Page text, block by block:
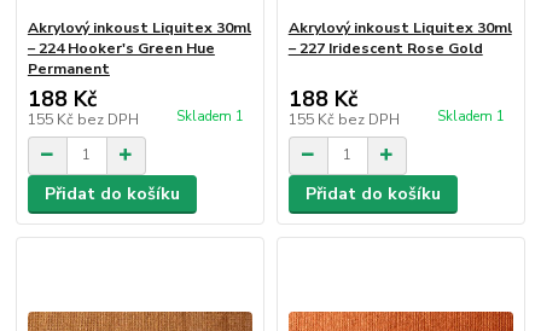
Akrylový inkoust Liquitex 30ml
– 224 Hooker's Green Hue
Permanent
188 Kč
155 Kč bez DPH Skladem 1
Přidat do košíku
Akrylový inkoust Liquitex 30ml
– 227 Iridescent Rose Gold
188 Kč
155 Kč bez DPH Skladem 1
Přidat do košíku